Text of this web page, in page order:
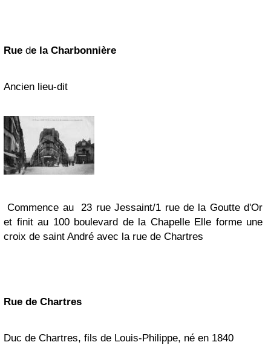
Rue de la Charbonnière
Ancien lieu-dit
Commence au 23 rue Jessaint/1 rue de la Goutte d'Or
et finit au 100 boulevard de la Chapelle Elle forme une
croix de saint André avec la rue de Chartres
Rue de Chartres
Duc de Chartres, fils de Louis-Philippe, né en 1840